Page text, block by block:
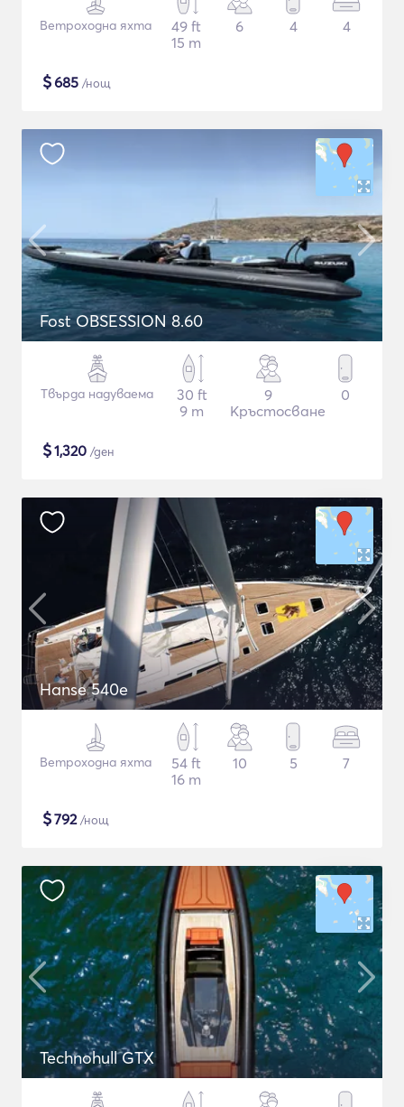
Ветроходна яхта
49 ft
15 m
6 4 4
$685 /нощ
Fost OBSESSION 8.60
Твърда надуваема
30 ft
9 m
9
Кръстосване
0
$1,320 /ден
Hanse 540e
Ветроходна яхта
54 ft
16 m
10 5 7
$792/нощ
Technohull GTX